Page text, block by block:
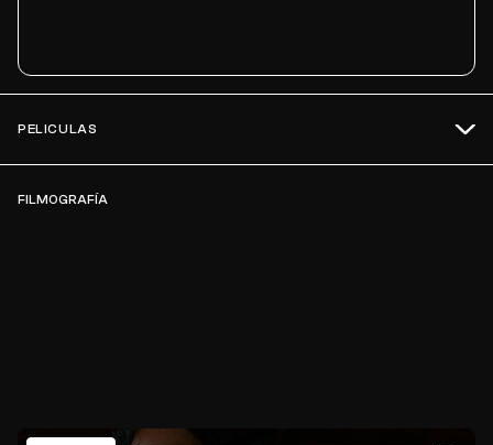
PELICULAS
FILMOGRAFÍA